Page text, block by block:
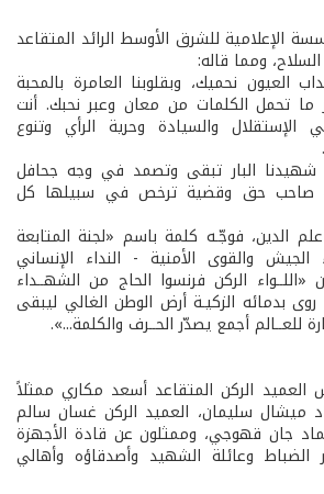
الإعلامية للشرق الأوسط الرائد المتقاعد
ومما قاله:
العيون نحميك، وبقلوبنا العامرة بالمحبة
ما تحمل الكلمات من معان وعبر نحبك. أنت
الإستقلال والسيادة وحرية الرأي وتنوع
شهيدنا البار تبقى وتصمد في وجه جحافل
صاحب حق وقضية ترخص في سبيلها كل
الدين، فوجّـه كلمة باسم «لجنة المتابعة
والقوى الأمنية - النداء الإنساني
«اللــواء الركن فرنسوا الحاج من الشهــداء
روى بدمائه الزكيـة أرض الوطن الغالي ليبقى
للعــالم أجمع يصدّر الحــرف والكلمة...».
العميد الركن المتقاعد أسعد مكاري ممثلاً
ميشال سليمان، العميد الركن غسان سالم
جان قهوجي، وممثلون عن قادة الأجهزة
الضباط وعائلة الشهيد وأصدقاؤه وأهالي